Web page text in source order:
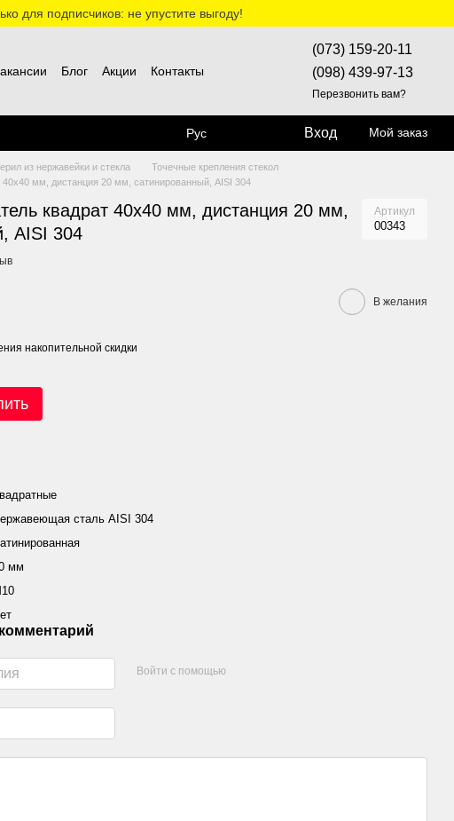
для подписчиков: не упустите выгоду!
Блог Акции Контакты
(073) 159-20-11
(098) 439-97-13
Перезвонить вам?
Рус Вход Мой заказ
из нержавейки и стекла
Точечные крепления стекол
40x40 мм, дистанция 20 мм, сатинированный, AISI 304
квадрат 40x40 мм, дистанция 20 мм,
AISI 304
Артикул
00343
В желания
накопительной скидки
сталь AISI 304
мм
Войти с помощью